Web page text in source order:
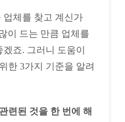
업체를 찾고 계신가
이 드는 만큼 업체를
죠. 그러니 도움이
한 3가지 기준을 알려
련된 것을 한 번에 해